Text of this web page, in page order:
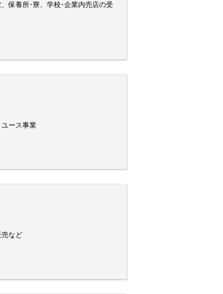
保養所･寮、学校･企業内売店の受
ース事業
など